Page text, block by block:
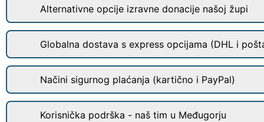
Alternativne opcije izravne donacije našoj župi
Globalna dostava s express opcijama (DHL i
Načini sigurnog plaćanja (kartično i PayPal)
Korisnička podrška - naš tim u Međugorju